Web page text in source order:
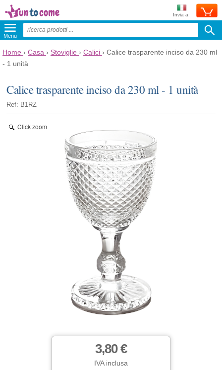
Invia a:
Menu
Home › Casa › Stoviglie › Calici › Calice trasparente inciso da 230 ml
- 1 unità
Calice trasparente inciso da 230 ml - 1 unità
Ref: B1RZ
Click zoom
3,80 €
IVA inclusa